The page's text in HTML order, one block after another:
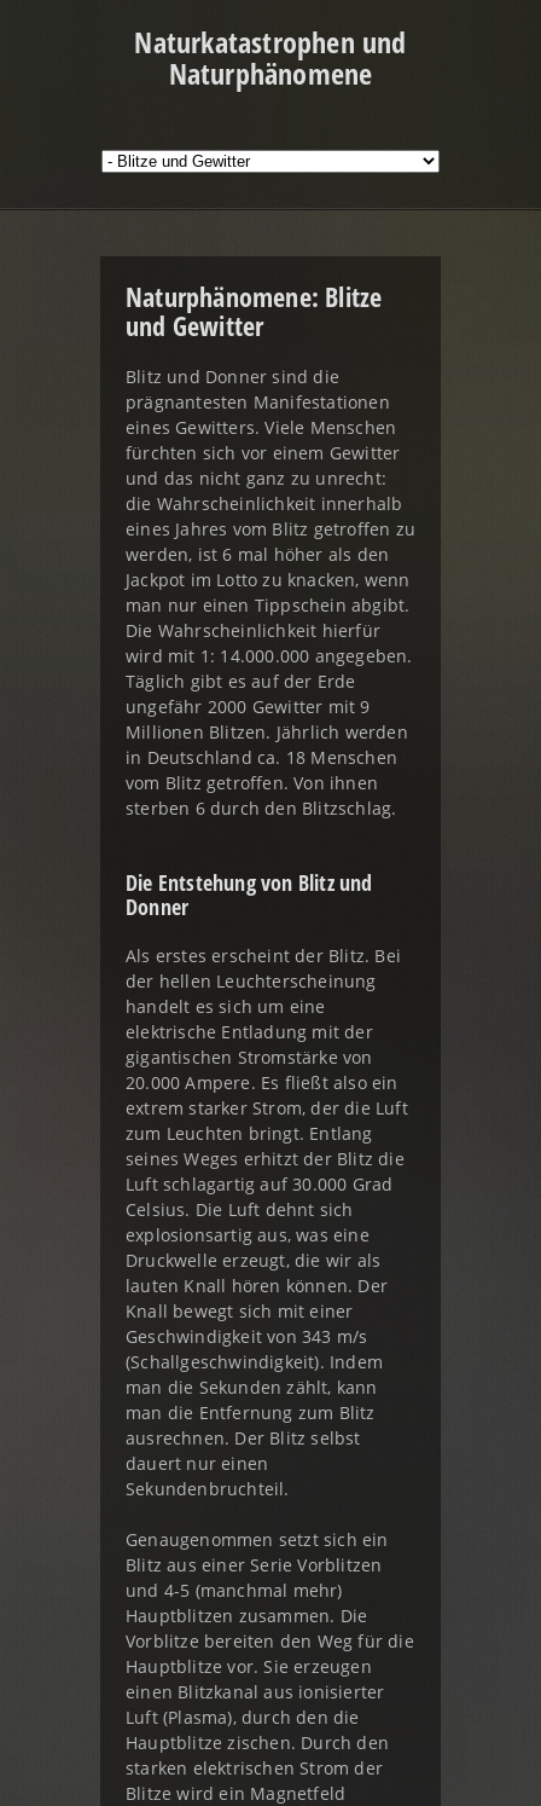
Naturkatastrophen und
Naturphänomene
Naturphänomene: Blitze
und Gewitter
Blitz und Donner sind die
prägnantesten Manifestationen
eines Gewitters. Viele Menschen
fürchten sich vor einem Gewitter
und das nicht ganz zu unrecht:
die Wahrscheinlichkeit innerhalb
eines Jahres vom Blitz getroffen zu
werden, ist 6 mal höher als den
Jackpot im Lotto zu knacken, wenn
man nur einen Tippschein abgibt.
Die Wahrscheinlichkeit hierfür
wird mit 1: 14.000.000 angegeben.
Täglich gibt es auf der Erde
ungefähr 2000 Gewitter mit 9
Millionen Blitzen. Jährlich werden
in Deutschland ca. 18 Menschen
vom Blitz getroffen. Von ihnen
sterben 6 durch den Blitzschlag.
Die Entstehung von Blitz und
Donner
Als erstes erscheint der Blitz. Bei
der hellen Leuchterscheinung
handelt es sich um eine
elektrische Entladung mit der
gigantischen Stromstärke von
20.000 Ampere. Es fließt also ein
extrem starker Strom, der die Luft
zum Leuchten bringt. Entlang
seines Weges erhitzt der Blitz die
Luft schlagartig auf 30.000 Grad
Celsius. Die Luft dehnt sich
explosionsartig aus, was eine
Druckwelle erzeugt, die wir als
lauten Knall hören können. Der
Knall bewegt sich mit einer
Geschwindigkeit von 343 m/s
(Schallgeschwindigkeit). Indem
man die Sekunden zählt, kann
man die Entfernung zum Blitz
ausrechnen. Der Blitz selbst
dauert nur einen
Sekundenbruchteil.
Genaugenommen setzt sich ein
Blitz aus einer Serie Vorblitzen
und 4-5 (manchmal mehr)
Hauptblitzen zusammen. Die
Vorblitze bereiten den Weg für die
Hauptblitze vor. Sie erzeugen
einen Blitzkanal aus ionisierter
Luft (Plasma), durch den die
Hauptblitze zischen. Durch den
starken elektrischen Strom der
Blitze wird ein Magnetfeld